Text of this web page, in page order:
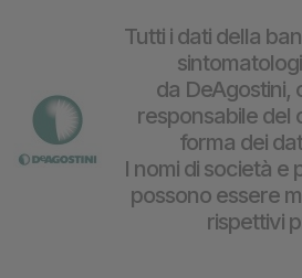
Tutti i dati della
da DeAgostini,
responsabile del
forma dei
I nomi di società e
possono essere
rispettivi